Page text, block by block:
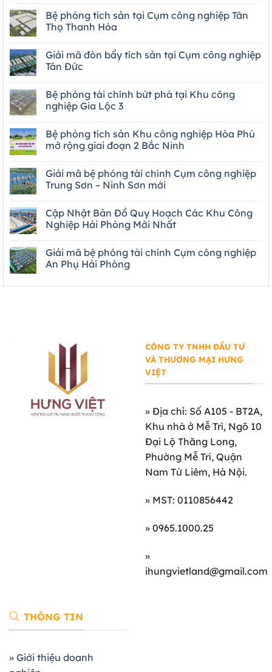
Bệ phóng tích sản tại Cụm công nghiệp Tân
Thọ Thanh Hóa
Giải mã đòn bẩy tích sản tại Cụm công nghiệp
Tân Đức
Bệ phóng tài chính bứt phá tại Khu công
nghiệp Gia Lộc 3
Bệ phóng tích sản Khu công nghiệp Hòa Phú
mở rộng giai đoạn 2 Bắc Ninh
Giải mã bệ phóng tài chính Cụm công nghiệp
Trung Sơn – Ninh Sơn mới
Cập Nhật Bản Đồ Quy Hoạch Các Khu Công
Nghiệp Hải Phòng Mới Nhất
Giải mã bệ phóng tài chính Cụm công nghiệp
An Phụ Hải Phòng
CÔNG TY TNHH ĐẦU TƯ
VÀ THƯƠNG MẠI HƯNG
VIỆT
» Địa chỉ: Số A105 - BT2A,
Khu nhà ở Mễ Trì, Ngõ 10
Đại Lộ Thăng Long,
Phường Mễ Trì, Quận
Nam Từ Liêm, Hà Nội.
» MST: 0110856442
» 0965.1000.25
»
ihungvietland@gmail.com
THÔNG TIN
» Giới thiệu doanh